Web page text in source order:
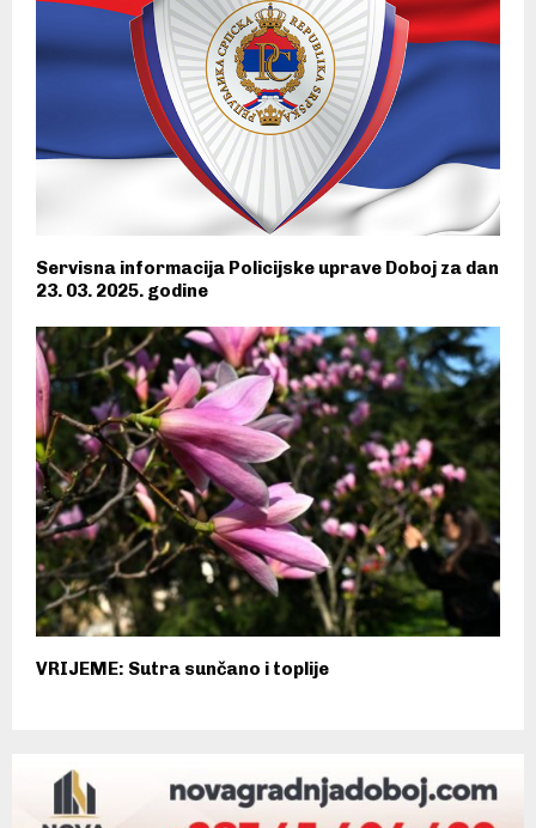
Servisna informacija Policijske uprave Doboj za dan
23. 03. 2025. godine
VRIJEME: Sutra sunčano i toplije